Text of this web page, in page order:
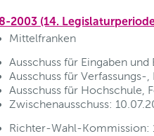
2003 (14.
Mittelfranken
Ausschuss für Eingaben
Ausschuss für
Ausschuss für Hochschule,
Zwischenausschuss:
Richter-Wahl-Kommission: